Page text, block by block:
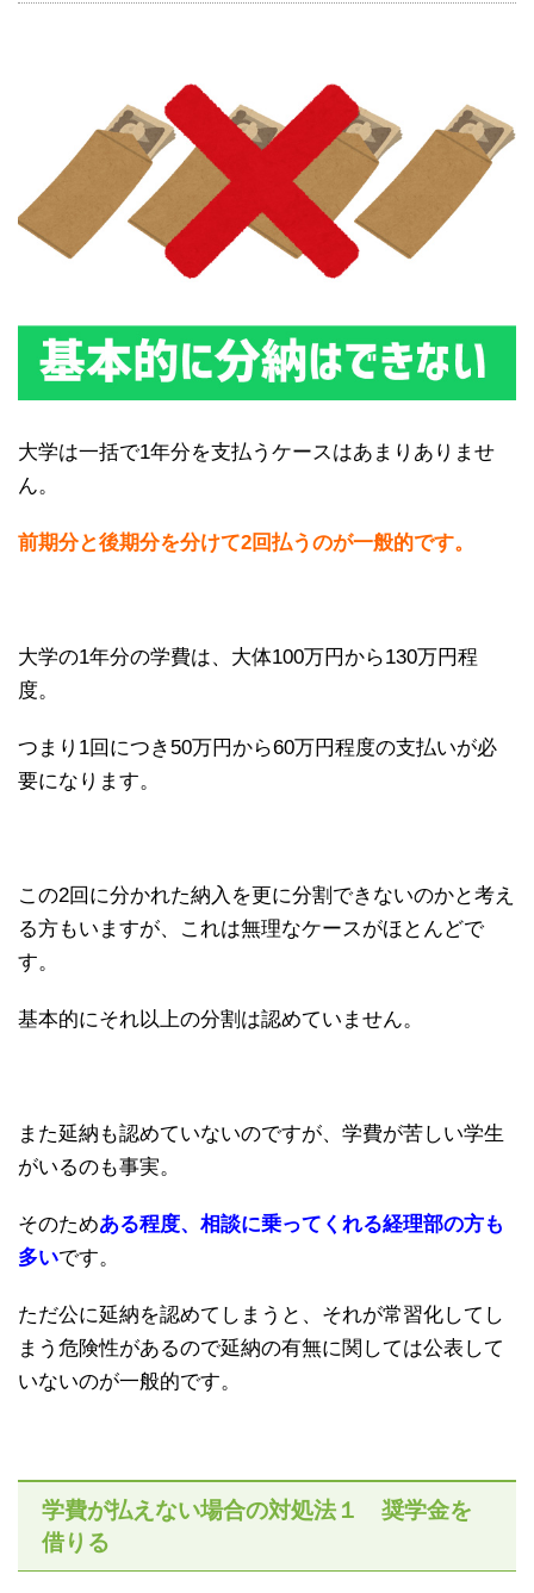
大学は一括で1年分を支払うケースはあまりありませ
ん。
前期分と後期分を分けて2回払うのが一般的です。
大学の1年分の学費は、大体100万円から130万円程
度。
つまり1回につき50万円から60万円程度の支払いが必
要になります。
この2回に分かれた納入を更に分割できないのかと考え
る方もいますが、これは無理なケースがほとんどで
す。
基本的にそれ以上の分割は認めていません。
また延納も認めていないのですが、学費が苦しい学生
がいるのも事実。
そのためある程度、相談に乗ってくれる経理部の方も
多いです。
ただ公に延納を認めてしまうと、それが常習化してし
まう危険性があるので延納の有無に関しては公表して
いないのが一般的です。
学費が払えない場合の対処法１ 奨学金を
借りる